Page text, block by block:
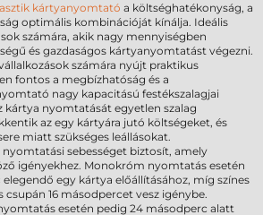
kártyanyomtató a költséghatékonyság, a
optimális kombinációját kínálja. Ideális
számára, akik nagy mennyiségben
és gazdaságos kártyanyomtatást végezni.
számára nyújt praktikus
fontos a megbízhatóság és a
nagy kapacitású festékszalagjai
kártya nyomtatását egyetlen szalag
az egy kártyára jutó költségeket, és
miatt szükséges leállásokat.
sebességet biztosít, amely
igényekhez. Monokróm nyomtatás esetén
egy kártya előállításához, míg színes
csupán 16 másodpercet vesz igénybe.
esetén pedig 24 másodperc alatt